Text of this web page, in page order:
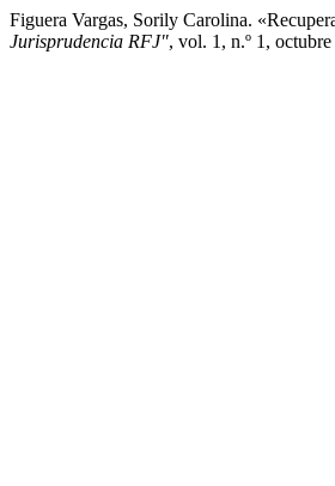
Figuera Vargas, Sorily Carolina.
Jurisprudencia RFJ", vol. 1, n.º 1,